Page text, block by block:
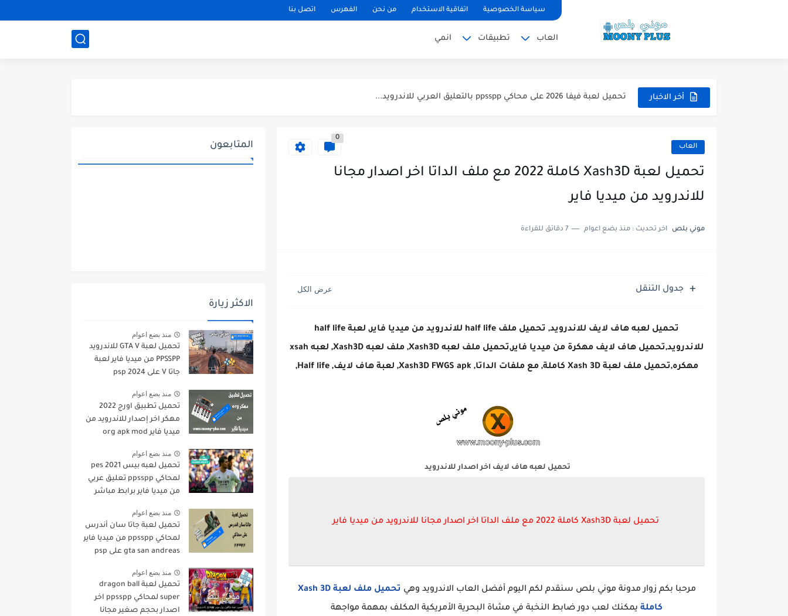
سياسة الخصوصية اتفاقية الاستخدام من نحن الفهرس اتصل بنا
العاب تطبيقات انمي
أخر الاخبار تحميل لعبة فيفا 2026 على محاكي ppsspp بالتعليق العربي للاندرويد...
تحميل لعبة Total Football مهكرة 2025 اخر اصدار للأندرويد لعبة...
تحميل تطبيق اورج 2025 مهكر من ميديا فاير تطبيق ORG...
العاب
0
تحميل لعبة Xash3D كاملة 2022 مع ملف الداتا اخر اصدار مجانا
للاندرويد من ميديا فاير
موني بلص اخر تحديث : منذ بضع اعوام 7 دقائق للقراءة
جدول التنقل
تحميل لعبه هاف لايف للاندرويد, تحميل ملف half life للاندرويد من ميديا فاير, لعبة
half life
للاندرويد,
تحميل هاف لايف مهكرة من ميديا فاير,تحميل ملف لعبه Xash3D, ملف لعبه Xash3D, لعبه xsah
مهكره,تحميل ملف لعبة Xash 3D كاملة, مع ملفات الداتا, Xash3D FWGS apk, لعبة هاف لايف, Half life,
تحميل لعبه هاف لايف اخر اصدار للاندرويد
تحميل لعبة Xash3D كاملة 2022 مع ملف الداتا اخر اصدار مجانا للاندرويد من ميديا فاير
مرحبا بكم زوار مدونة موني بلص سنقدم لكم اليوم أفضل العاب الاندرويد وهي
تحميل ملف لعبة Xash 3D
كاملة يمكنك لعب دور ضابط النخبة في مشاة البحرية الأمريكية المكلف بمهمة مواجهة
المتابعون
الاكثر زيارة
منذ بضع اعوام
تحميل لعبة GTA V للاندرويد
PPSSPP من ميديا فاير لعبة
جاتا V على psp 2024
منذ بضع اعوام
تحميل تطبيق اورج 2022
مهكر اخر إصدار للاندرويد من
ميديا فاير org apk mod
منذ بضع اعوام
تحميل لعبه بيس pes 2021
لمحاكي ppsspp تعليق عربي
من ميديا فاير برابط مباشر
ppsspp
منذ بضع اعوام
تحميل لعبة جاتا سان أندرس
لمحاكي ppsspp من ميديا فاير
gta san andreas على psp
منذ بضع اعوام
تحميل لعبة dragon ball
super لمحاكي ppsspp اخر
اصدار بحجم صغير مجانا